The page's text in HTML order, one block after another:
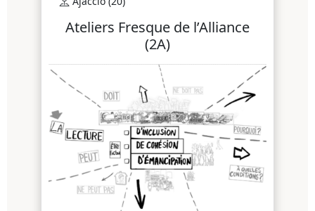
Ateliers Fresque de l’Alliance
(2A)